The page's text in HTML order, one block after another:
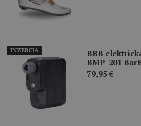
BBB
BMP-201
79,95€
INZERCIA